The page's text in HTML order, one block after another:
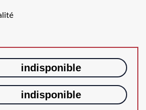
indisponible
indisponible